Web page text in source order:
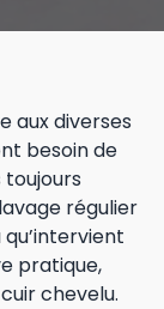
aux diverses
besoin de
toujours
régulier
pratique,
chevelu.